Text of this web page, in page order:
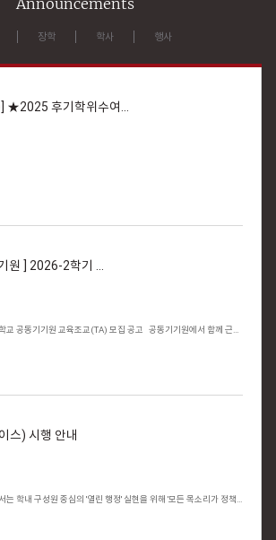
장학 학사 행사
★2025 후기학위수여...
원 ] 2026-2학기 ...
스) 시행 안내